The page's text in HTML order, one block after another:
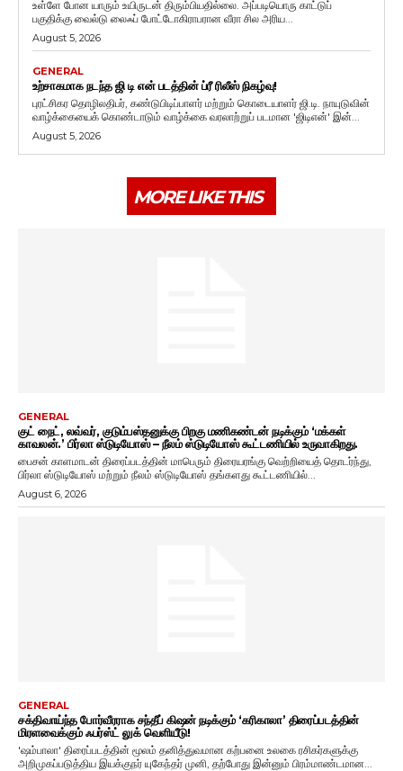
உள்ளே போன யாரும் உயிருடன் திரும்பியதில்லை. அப்படியொரு காட்டுப்
பகுதிக்கு வைல்டு லைஃப் போட்டோகிராபரான வீரா சில அரிய...
August 5, 2026
GENERAL
உற்சாகமாக நடந்த ஜி டி என் படத்தின் ப்ரீ ரிலீஸ் நிகழ்வு!
புரட்சிகர தொழிலதிபர், கண்டுபிடிப்பாளர் மற்றும் கொடையாளர் ஜி.டி. நாயுடுவின்
வாழ்க்கையைக் கொண்டாடும் வாழ்க்கை வரலாற்றுப் படமான 'ஜிடிஎன்' இன்...
August 5, 2026
MORE LIKE THIS
GENERAL
குட் நைட், லவ்வர், குடும்பஸ்தனுக்கு பிறகு மணிகண்டன் நடிக்கும் ‘மக்கள்
காவலன்.’ பிர்லா ஸ்டுடியோஸ் – நீலம் ஸ்டுடியோஸ் கூட்டணியில் உருவாகிறது.
பைசன் காளமாடன் திரைப்படத்தின் மாபெரும் திரையரங்கு வெற்றியைத் தொடர்ந்து,
பிர்லா ஸ்டுடியோஸ் மற்றும் நீலம் ஸ்டுடியோஸ் தங்களது கூட்டணியில்...
August 6, 2026
GENERAL
சக்திவாய்ந்த போர்வீரராக சந்தீப் கிஷன் நடிக்கும் ‘கரிகாலா’ திரைப்படத்தின்
மிரளவைக்கும் ஃபர்ஸ்ட் லுக் வெளியீடு!
'ஷம்பாலா' திரைப்படத்தின் மூலம் தனித்துவமான கற்பனை உலகை ரசிகர்களுக்கு
அறிமுகப்படுத்திய இயக்குநர் யுகேந்தர் முனி, தற்போது இன்னும் பிரம்மாண்டமான...